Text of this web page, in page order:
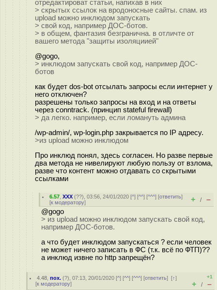
отредактироват статьи, напихав в них
> скрытых ссылок на вродоносные сайты. спам. из
upload можно инклюдом запускать
> свой код, например ДОС-ботов.
> в общем, фантазия безгранична. в отличте от
вашего метода "защиты изоляциией"
@gogo,
> инклюдом запускать свой код, например ДОС-
ботов
как будет dos-bot отсылать запросы если интернет у
него отключен?
разрешены только запросы на вход и на ответы
через conntrack. (принцип stateful firewall)
> да легко. например, если ломануть админа
/wp-admin/, wp-login.php закрывается по IP адресу.
>из upload можно инклюдом
Про инклюд понял, здесь согласен. Но разве первые
два метода не нивелируют любую пользу от взлома,
разве что контент можно отдавать со скрытыми
ссылками
6.57 ,XXX (??), 03:56, 24/01/2020 [^] [^^] [^^^] [ответить]
[к модератору] + / –
@gogo
> из upload можно инклюдом запускать свой код,
например ДОС-ботов.
а что будет инклюдом запускаться ? если человек
не может ничего записать в ФС (т.к. всё по ФТП)??
а инклюд извне по http запрещён?
4.48 ,пох. (?), 07:13, 20/01/2020 [^] [^^] [^^^] [ответить][↑]
[к модератору]
+1
+ / –